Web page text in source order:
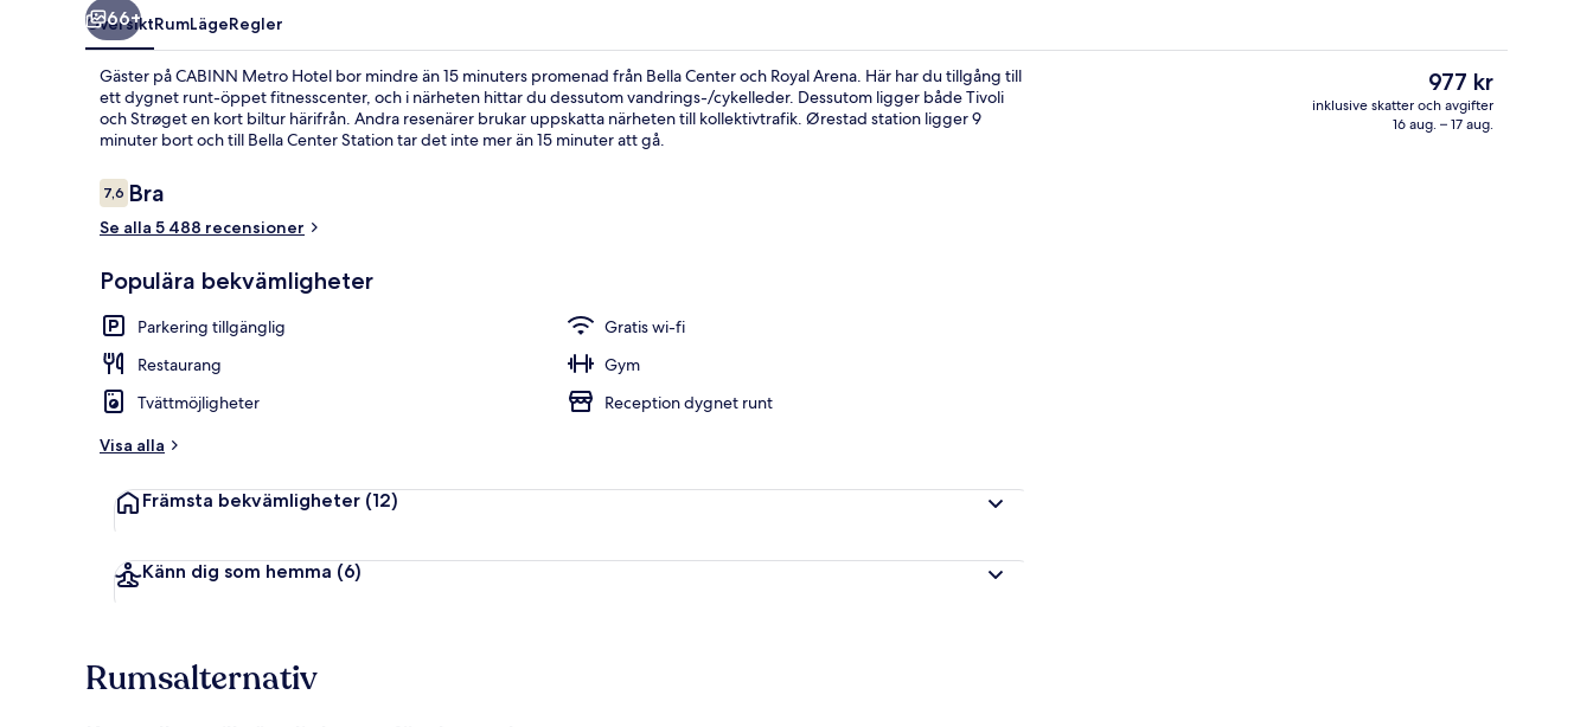
Kontinental frukost varje dag mot
66+
ÖversiktRumLägeRegler
Gäster på CABINN Metro Hotel bor mindre än 15 minuters promenad från Bella Center och Royal Arena. Här har du tillgång till
ett dygnet runt-öppet fitnesscenter, och i närheten hittar du dessutom vandrings-/cykelleder. Dessutom ligger både Tivoli
och Strøget en kort biltur härifrån. Andra resenärer brukar uppskatta närheten till kollektivtrafik. Ørestad station ligger 9
minuter bort och till Bella Center Station tar det inte mer än 15 minuter att gå.
Recensioner
7,67,6 av 10,
Bra
Se alla 5 488 recensioner
Populära bekvämligheter
Parkering tillgänglig
Gratis wi-fi
Restaurang
Gym
Tvättmöjligheter
Reception dygnet runt
Visa alla
Främsta bekvämligheter (12)
Känn dig som hemma (6)
Det
nuvarande
priset
977 kr
inklusive skatter och avgifter
16 aug. – 17 aug.
Rumsalternativ